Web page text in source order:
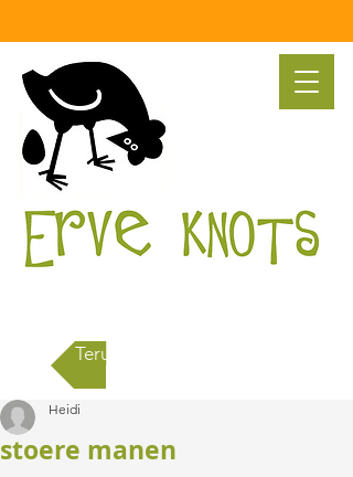
Terug naar alle berichten
stoere manen
Heidi